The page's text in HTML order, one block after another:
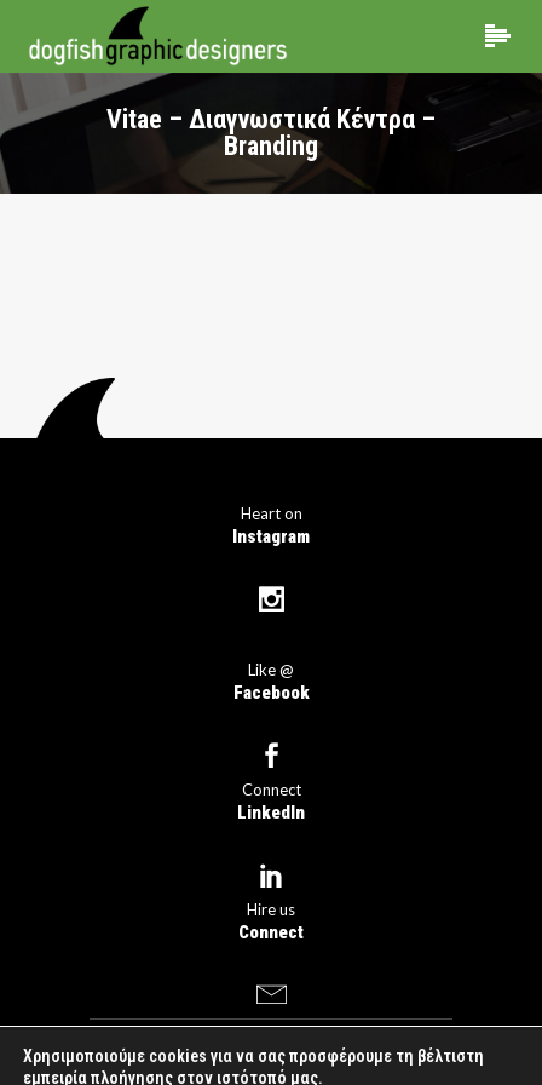
Vitae – Διαγνωστικά Κέντρα –
Branding
Heart on
Instagram
Like @
Facebook
Connect
LinkedIn
Hire us
Connect
dogfishsomething
Χρησιμοποιούμε cookies για να σας προσφέρουμε τη βέλτιστη
εμπειρία πλοήγησης στον ιστότοπό μας.